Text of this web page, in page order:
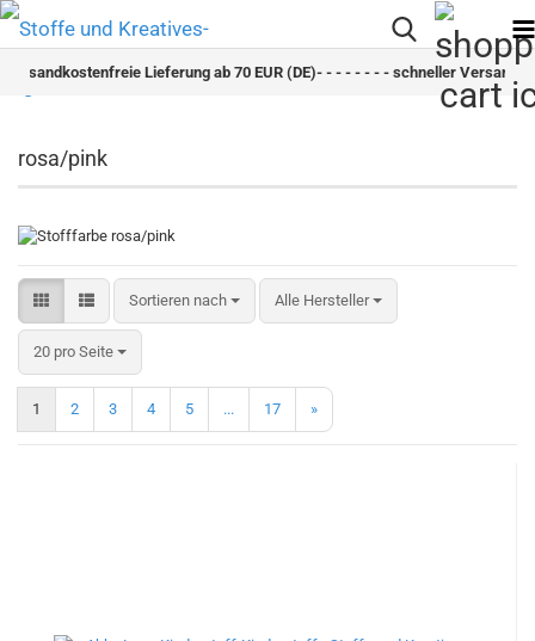
Lieferung ab 70 EUR (DE)- - - - - - - - schneller Versand - - - - - - -
rosa/pink
Sortieren nach
Sortieren nach Alle Hersteller
20 pro Seite
pro Seite
1 2 3 4 5 ... 17 »